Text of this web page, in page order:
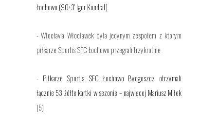
Łochowo (90+3' Igor Kondrat)
- Włocłavia Włocławek była jedynym zespołem z którym
piłkarze Sportis SFC Łochowo przegrali trzykrotnie
- Piłkarze Sportis SFC Łochowo Bydgoszcz otrzymali
łącznie 53 żółte kartki w sezonie – najwięcej Mariusz Miłek
(5)